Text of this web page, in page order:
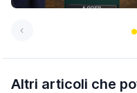
Altri articoli che